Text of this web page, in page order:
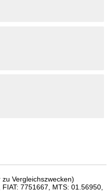
Vergleichszwecken)
7751667, MTS: 01.56950,